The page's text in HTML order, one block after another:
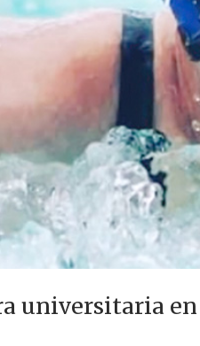
universitaria